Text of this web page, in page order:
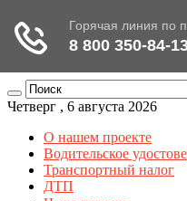
Четверг , 6 августа 2026
О нашем проекте
Водительское
Транспортный налог
ДТП